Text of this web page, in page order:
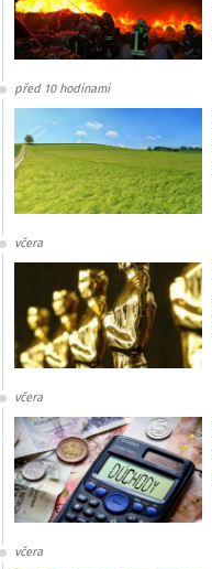
před 10 hodinami
včera
včera
včera